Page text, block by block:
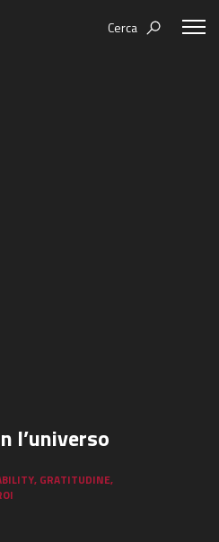
Cerca
l’universo
, GRATITUDINE,